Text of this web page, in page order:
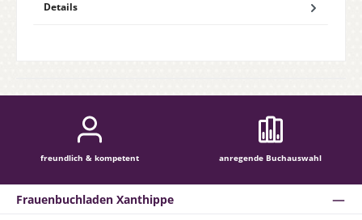
Details
freundlich & kompetent anregende Buchauswahl
Frauenbuchladen Xanthippe